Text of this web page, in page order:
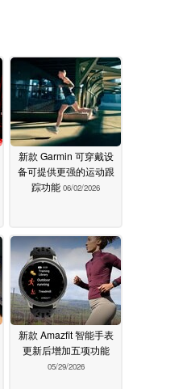
新款 Garmin 可穿戴设
备可提供更强的运动跟
踪功能 06/02/2026
新款 Amazfit 智能手表
更新后增加五项功能
05/29/2026